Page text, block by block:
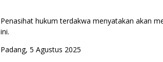
Penasihat hukum terdakwa menyatakan akan
ini.
Padang, 5 Agustus 2025